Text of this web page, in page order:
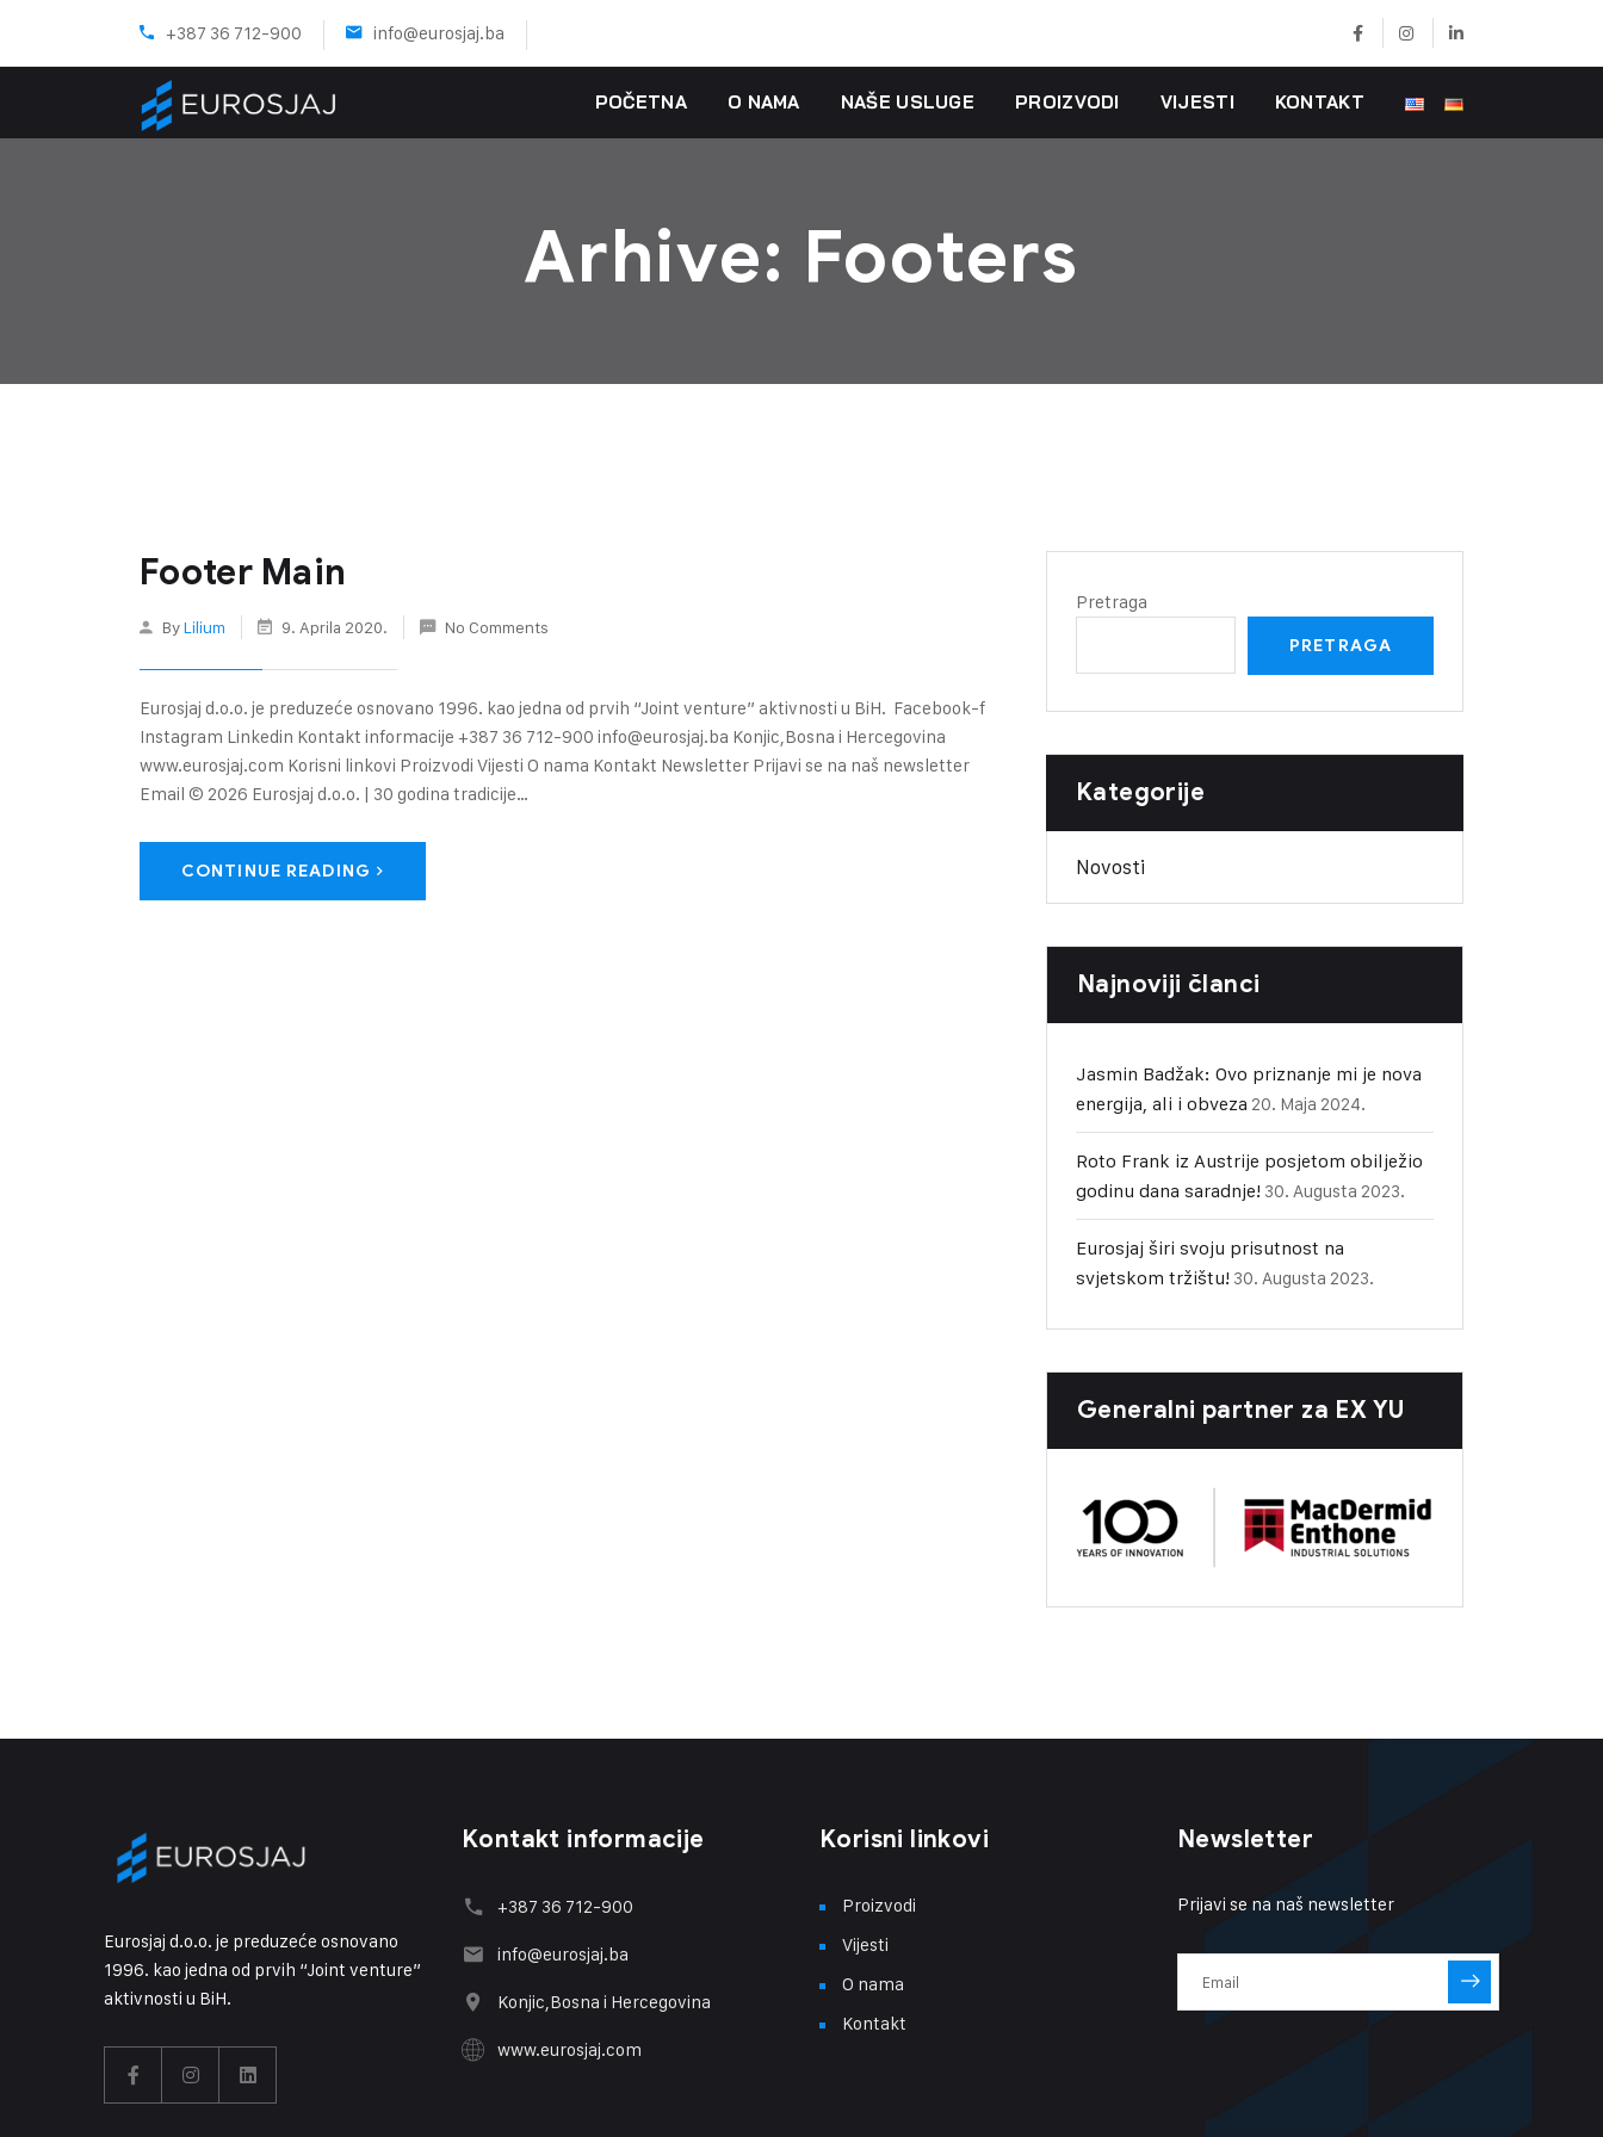
+387 36 712-900 info@eurosjaj.ba
POČETNA O NAMA NAŠE USLUGE PROIZVODI VIJESTI KONTAKT
Arhive: Footers
Footer Main
ByLilium 9. Aprila 2020. No Comments
Eurosjaj d.o.o. je preduzeće osnovano 1996. kao jedna od prvih “Joint venture” aktivnosti u BiH. Facebook-f
Instagram Linkedin Kontakt informacije +387 36 712-900 info@eurosjaj.ba Konjic,Bosna i Hercegovina
www.eurosjaj.com Korisni linkovi Proizvodi Vijesti O nama Kontakt Newsletter Prijavi se na naš newsletter
Email © 2026 Eurosjaj d.o.o. | 30 godina tradicije…
CONTINUE READING
Pretraga
PRETRAGA
Kategorije
Novosti
Najnoviji članci
Jasmin Badžak: Ovo priznanje mi je nova
energija, ali i obveza 20. Maja 2024.
Roto Frank iz Austrije posjetom obilježio
godinu dana saradnje! 30. Augusta 2023.
Eurosjaj širi svoju prisutnost na
svjetskom tržištu! 30. Augusta 2023.
Generalni partner za EX YU
Eurosjaj d.o.o. je preduzeće osnovano
1996. kao jedna od prvih “Joint venture”
aktivnosti u BiH.
Kontakt informacije
+387 36 712-900
info@eurosjaj.ba
Konjic,Bosna i Hercegovina
www.eurosjaj.com
Korisni linkovi
Proizvodi
Vijesti
O nama
Kontakt
Newsletter
Prijavi se na naš newsletter